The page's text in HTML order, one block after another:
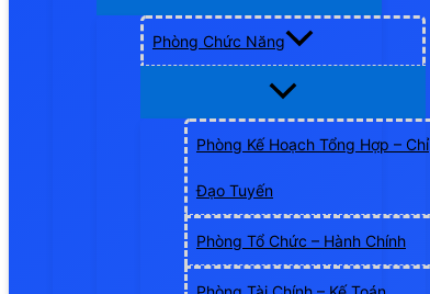
Phòng Chức Năng
Phòng Kế Hoạch Tổng Hợp – Chỉ
Đạo Tuyến
Phòng Tổ Chức – Hành Chính